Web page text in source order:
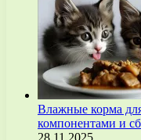
Влажные корма
компонентами и